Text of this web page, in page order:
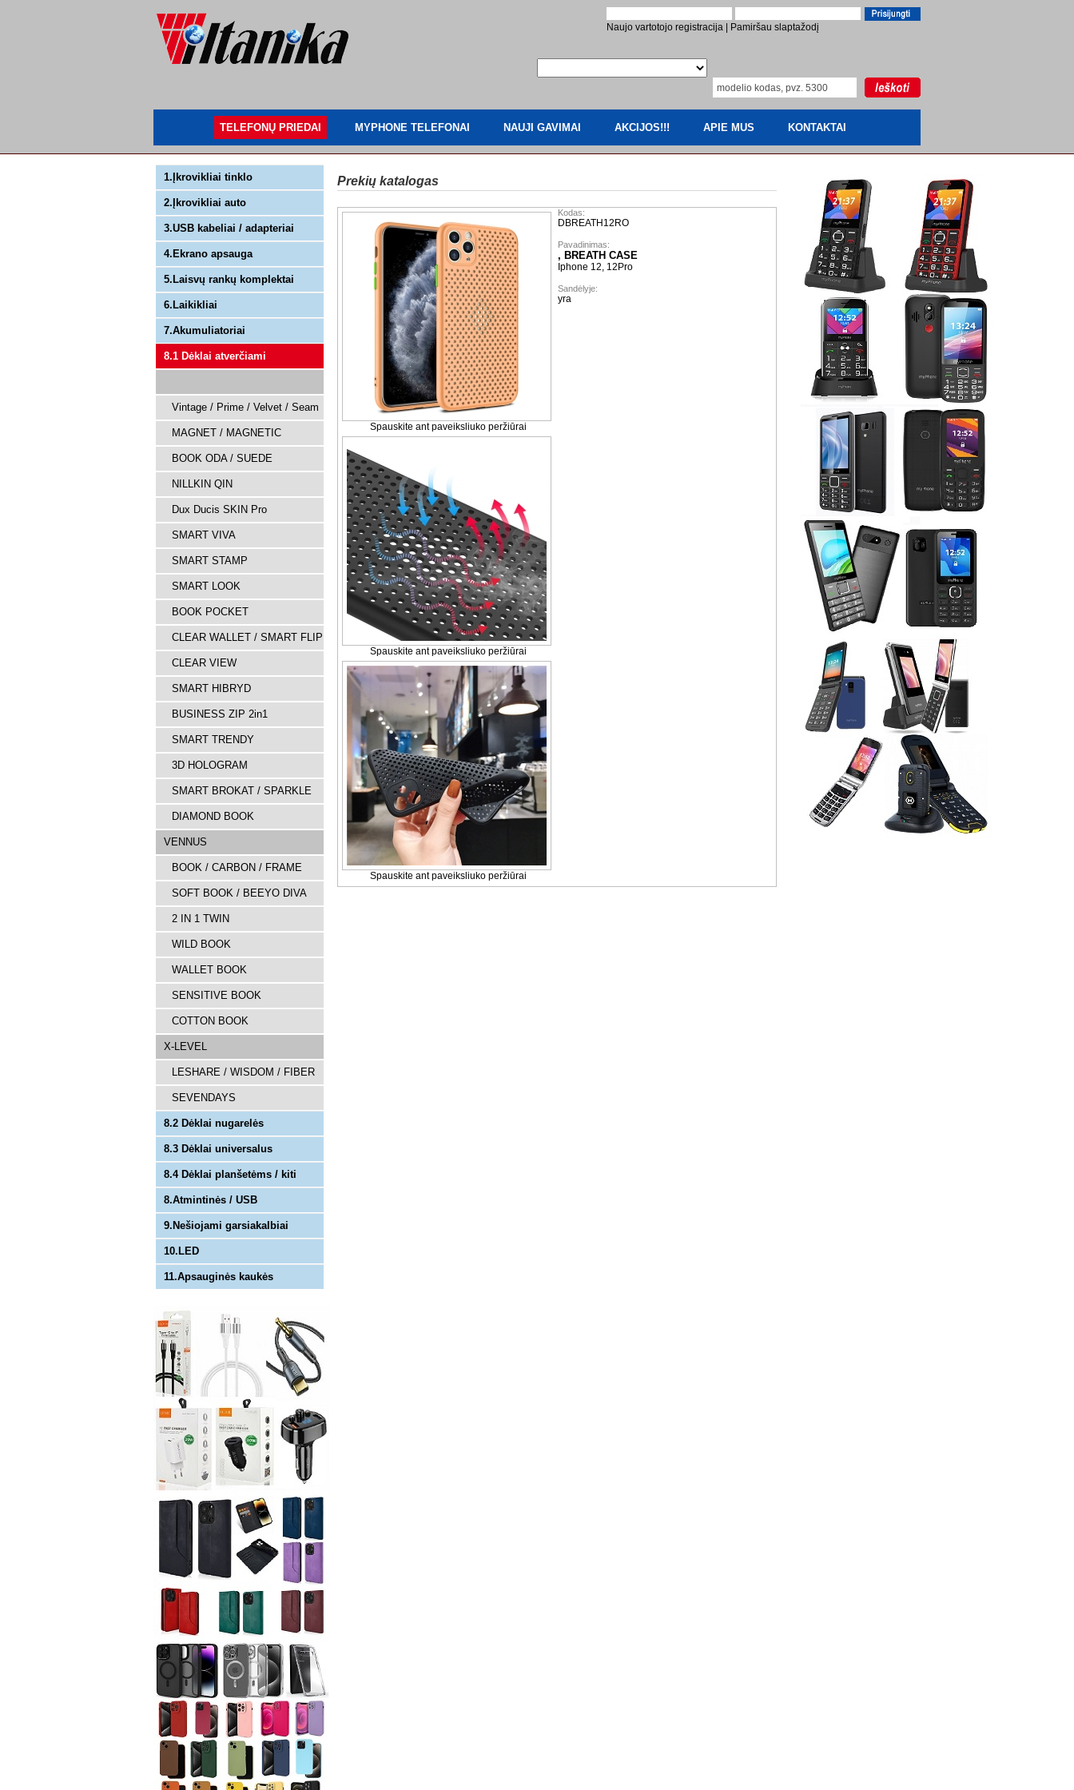
Naujo vartotojo registracija Pamiršau slaptažodį
TELEFONŲ PRIEDAI MYPHONE TELEFONAI NAUJI GAVIMAI AKCIJOS!!! APIE MUS KONTAKTAI
1.Įkrovikliai tinklo
2.Įkrovikliai auto
3.USB kabeliai / adapteriai
4.Ekrano apsauga
5.Laisvų rankų komplektai
6.Laikikliai
7.Akumuliatoriai
8.1 Dėklai atverčiami
Vintage / Prime / Velvet / Seam
MAGNET / MAGNETIC
BOOK ODA / SUEDE
NILLKIN QIN
Dux Ducis SKIN Pro
SMART VIVA
SMART STAMP
SMART LOOK
BOOK POCKET
CLEAR WALLET / SMART FLIP
CLEAR VIEW
SMART HIBRYD
BUSINESS ZIP 2in1
SMART TRENDY
3D HOLOGRAM
SMART BROKAT / SPARKLE
DIAMOND BOOK
VENNUS
BOOK / CARBON / FRAME
SOFT BOOK / BEEYO DIVA
2 IN 1 TWIN
WILD BOOK
WALLET BOOK
SENSITIVE BOOK
COTTON BOOK
X-LEVEL
LESHARE / WISDOM / FIBER
SEVENDAYS
8.2 Dėklai nugarelės
8.3 Dėklai universalus
8.4 Dėklai planšetėms / kiti
8.Atmintinės / USB
9.Nešiojami garsiakalbiai
10.LED
11.Apsauginės kaukės
Prekių katalogas
Spauskite ant paveiksliuko peržiūrai
Spauskite ant paveiksliuko peržiūrai
Spauskite ant paveiksliuko peržiūrai
Kodas:
DBREATH12RO
Pavadinimas:
, BREATH CASE
Iphone 12, 12Pro
Sandėlyje:
yra